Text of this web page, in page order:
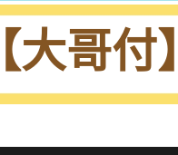
【大哥付】